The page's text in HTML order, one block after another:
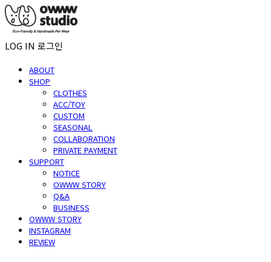
LOG IN 로그인
ABOUT
SHOP
CLOTHES
ACC/TOY
CUSTOM
SEASONAL
COLLABORATION
PRIVATE PAYMENT
SUPPORT
NOTICE
OWWW STORY
Q&A
BUSINESS
OWWW STORY
INSTAGRAM
REVIEW